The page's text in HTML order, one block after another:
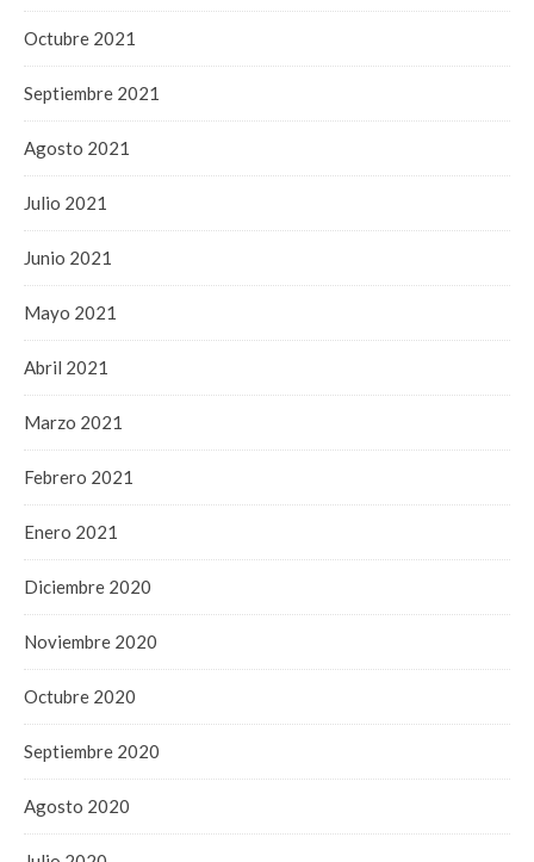
Octubre 2021
Septiembre 2021
Agosto 2021
Julio 2021
Junio 2021
Mayo 2021
Abril 2021
Marzo 2021
Febrero 2021
Enero 2021
Diciembre 2020
Noviembre 2020
Octubre 2020
Septiembre 2020
Agosto 2020